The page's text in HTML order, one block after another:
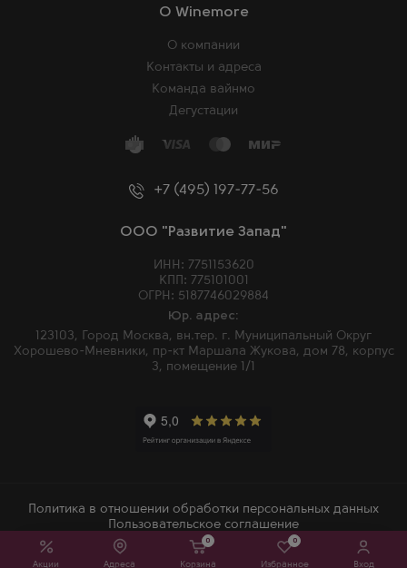
Акции Адреса
0
Корзина
0
Избранное Вход
+7 (495) 197-77-56
ООО "Развитие Запад"
ИНН: 7751153620
КПП: 775101001
ОГРН: 5187746029884
Юр. адрес:
123103, Город Москва, вн.тер. г. Муниципальный Округ
Хорошево-Мневники, пр-кт Маршала Жукова, дом 78, корпус
3, помещение 1/1
O Winemore
О компании
Контакты и адреса
Команда вайнмо
Дегустации
2026 © Winemore – Магазин алкогольных напитков в Москве
Политика в отношении обработки персональных данных
Пользовательское соглашение